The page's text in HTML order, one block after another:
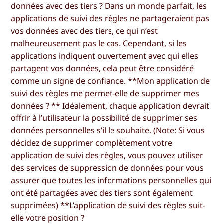
données avec des tiers ? Dans un monde parfait, les
applications de suivi des règles ne partageraient pas
vos données avec des tiers, ce qui n’est
malheureusement pas le cas. Cependant, si les
applications indiquent ouvertement avec qui elles
partagent vos données, cela peut être considéré
comme un signe de confiance. **Mon application de
suivi des règles me permet-elle de supprimer mes
données ? ** Idéalement, chaque application devrait
offrir à l’utilisateur la possibilité de supprimer ses
données personnelles s’il le souhaite. (Note:Si vous
décidez de supprimer complètement votre
application de suivi des règles, vous pouvez utiliser
des services de suppression de données pour vous
assurer que toutes les informations personnelles qui
ont été partagées avec des tiers sont également
supprimées) **L’application de suivi des règles suit-
elle votre position ?